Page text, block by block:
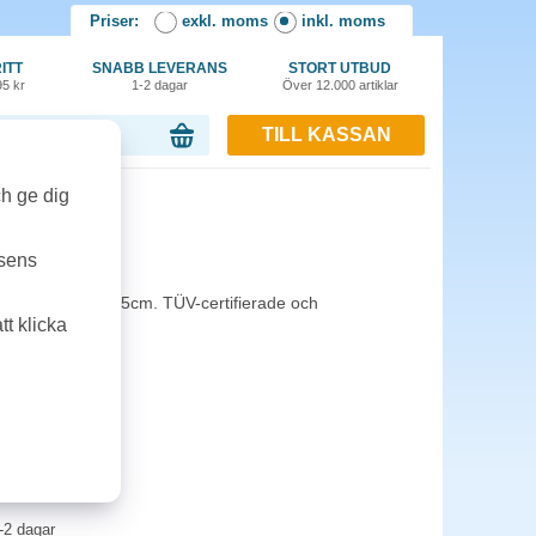
Priser: exkl. moms inkl. moms
kr
SNABB LEVERANS
1-2 dagar
STORT UTBUD
Över 12.000 artiklar
TILL KASSAN
diameter på 15cm. TÜV-certifierade och
2 dagar
ge dig
klicka